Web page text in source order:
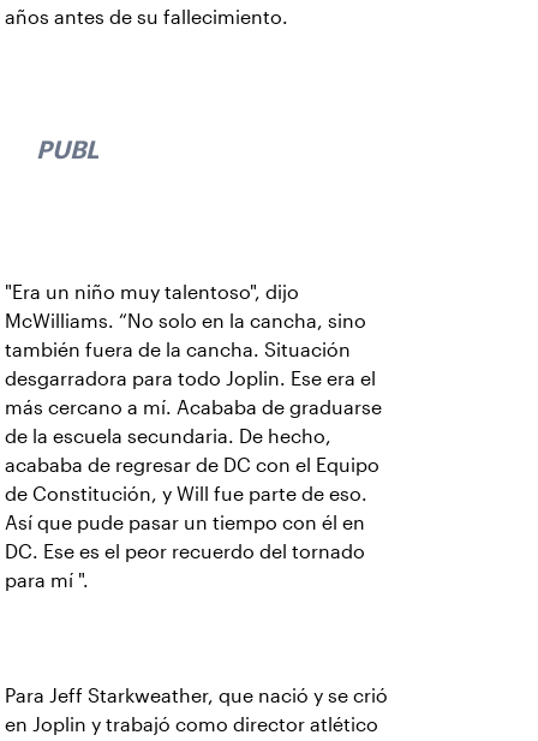
años antes de su fallecimiento.
PUBLICIDAD
"Era un niño muy talentoso", dijo
McWilliams. “No solo en la cancha, sino
también fuera de la cancha. Situación
desgarradora para todo Joplin. Ese era el
más cercano a mí. Acababa de graduarse
de la escuela secundaria. De hecho,
acababa de regresar de DC con el Equipo
de Constitución, y Will fue parte de eso.
Así que pude pasar un tiempo con él en
DC. Ese es el peor recuerdo del tornado
para mí ".
Para Jeff Starkweather, que nació y se crió
en Joplin y trabajó como director atlético